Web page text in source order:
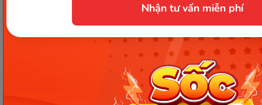
Nhận tư vấn miễn phí
Thông tin trong bài viết được tổng hợp nhằm
mục đích tham khảo và có thể thay đổi mà
không cần báo trước. Quý khách vui lòng
kiểm tra lại qua các kênh chính thức hoặc liên
hệ trực tiếp với đơn vị liên quan để nắm bắt